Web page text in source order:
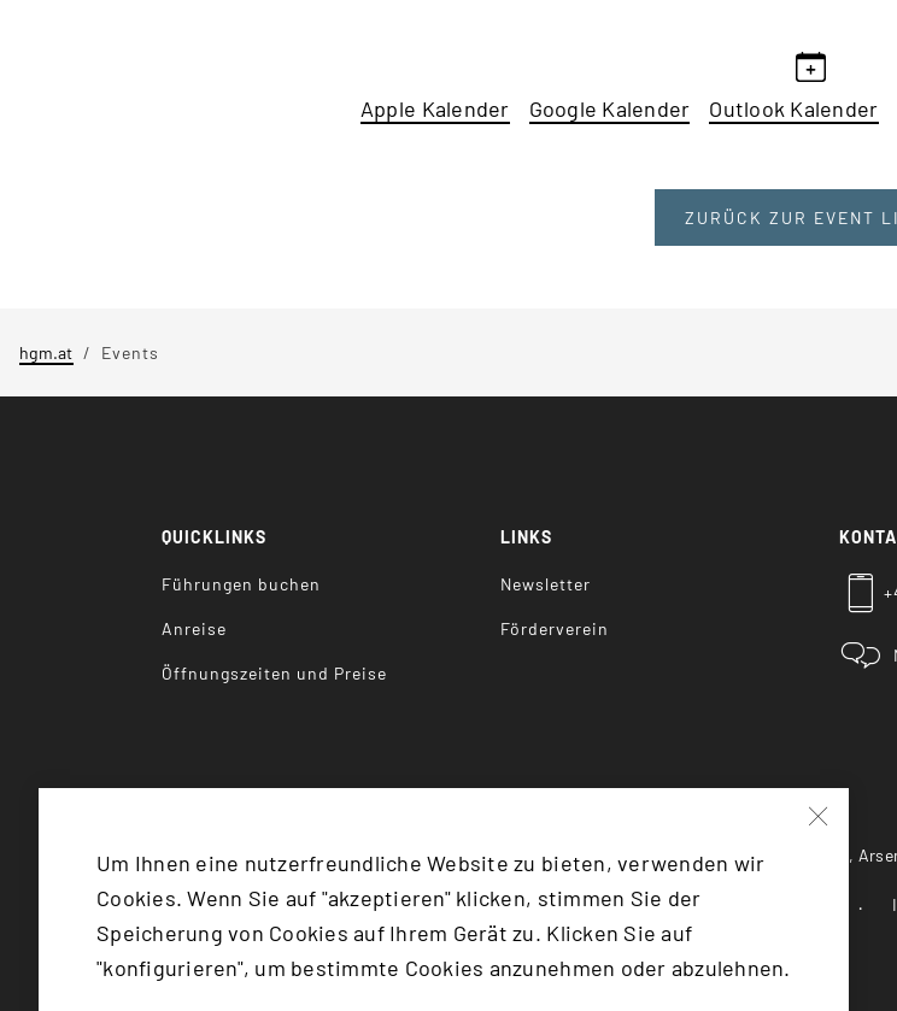
Apple Kalender Google Kalender Outlook Kalender
ZURÜCK ZUR EVENT
hgm.at Events
QUICKLINKS
Führungen buchen
Anreise
Öffnungszeiten und Preise
LINKS
Newsletter
Förderverein
Heeresgeschichtliches Museum,
©2026Bundesministerium für Landesverteidigung
Um Ihnen eine nutzerfreundliche Website zu bieten, verwenden wir
Cookies. Wenn Sie auf "akzeptieren" klicken, stimmen Sie der
Speicherung von Cookies auf Ihrem Gerät zu. Klicken Sie auf
"konfigurieren", um bestimmte Cookies anzunehmen oder abzulehnen.